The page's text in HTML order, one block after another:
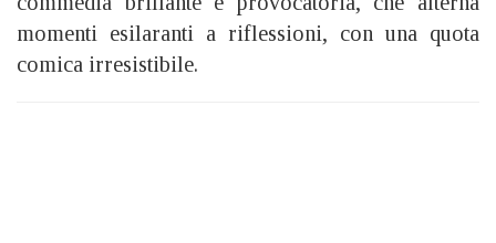
momenti esilaranti a riflessioni, con una quota
comica irresistibile.